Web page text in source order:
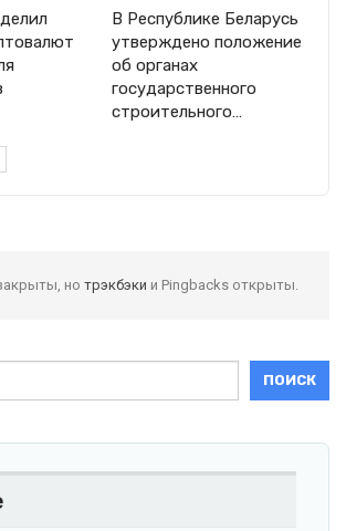
В Республике Беларусь
утверждено положение
об органах
государственного
строительного…
но трэкбэки и Pingbacks открыты.
ПОИСК